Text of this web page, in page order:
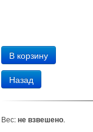
Назад
Вес:не взвешено.